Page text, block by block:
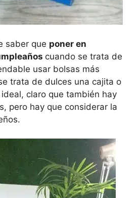
saber que poner en
cuando se trata de
usar bolsas más
trata de dulces una cajita o
claro que también hay
pero hay que considerar la